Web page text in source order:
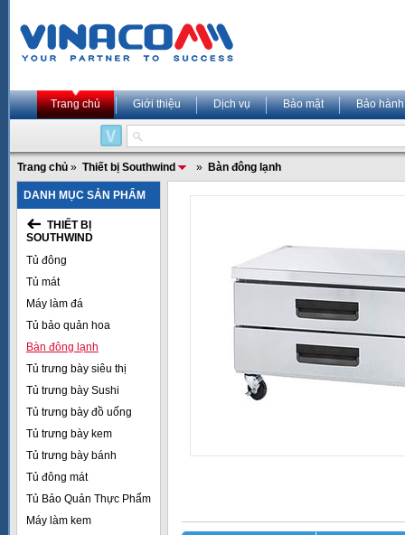
Trang chủ Giới thiệu Dịch vụ Bảo mật Bảo hành
Trang chủ » Thiết bị Southwind » Bàn đông lạnh
DANH MỤC SẢN PHẨM
THIẾT BỊ
SOUTHWIND
Tủ đông
Tủ mát
Máy làm đá
Tủ bảo quản hoa
Bàn đông lạnh
Tủ trưng bày siêu thị
Tủ trưng bày Sushi
Tủ trưng bày đồ uống
Tủ trưng bày kem
Tủ trưng bày bánh
Tủ đông mát
Tủ Bảo Quản Thực Phẩm
Máy làm kem